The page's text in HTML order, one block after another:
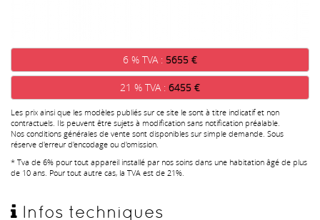
6 % TVA : 5655 €
21 % TVA : 6455 €
Les prix ainsi que les modèles publiés sur ce site le sont à titre indicatif et non
contractuels. Ils peuvent être sujets à modification sans notification préalable.
Nos conditions générales de vente sont disponibles sur simple demande. Sous
réserve d'erreur d'encodage ou d'omission.
* Tva de 6% pour tout appareil installé par nos soins dans une habitation âgé de plus
de 10 ans. Pour tout autre cas, la TVA est de 21%.
Infos techniques